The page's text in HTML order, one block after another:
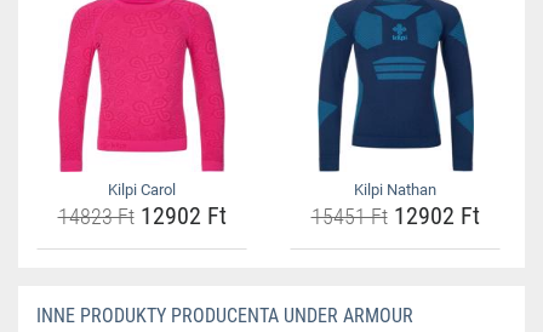
Kilpi Carol
14823 Ft12902 Ft
Kilpi Nathan
15451 Ft12902 Ft
INNE PRODUKTY PRODUCENTA UNDER ARMOUR